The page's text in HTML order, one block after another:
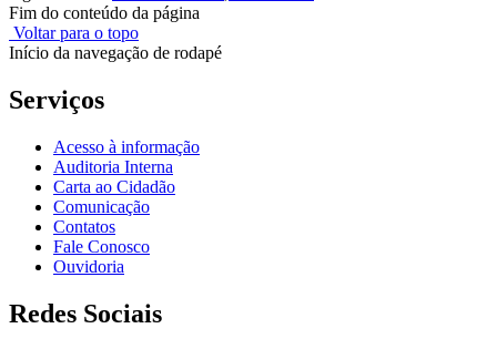
Fim do conteúdo da página
Voltar para o topo
Início da navegação de rodapé
Serviços
Acesso à informação
Auditoria Interna
Carta ao Cidadão
Comunicação
Contatos
Fale Conosco
Ouvidoria
Redes Sociais